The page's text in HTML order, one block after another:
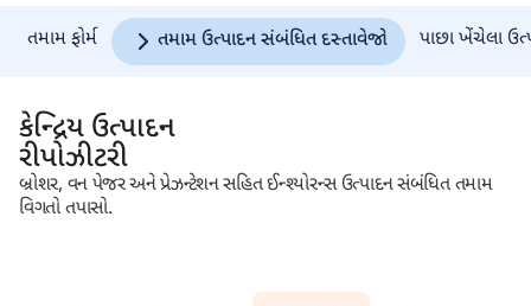
તમામ ફોર્મ તમામ ઉત્પાદન સંબંધિત દસ્તાવેજો પાછા ખેંચેલા
કેન્દ્રિય ઉત્પાદન
રીપોઝીટરી
બ્રોશર, વન પેજર અને પ્રેઝન્ટેશન સહિત ઈન્શ્યોરન્સ ઉત્પાદન સંબંધિત તમામ
વિગતો તપાસો.